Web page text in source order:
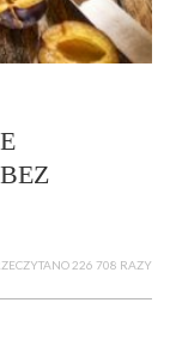
226 708 RAZY